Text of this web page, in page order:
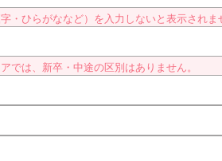
・ひらがななど）を入力しないと表示されま
では、新卒・中途の区別はありません。